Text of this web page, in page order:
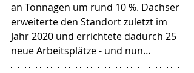
an Tonnagen um rund 10 %. Dachser
erweiterte den Standort zuletzt im
Jahr 2020 und errichtete dadurch 25
neue Arbeitsplätze - und nun…